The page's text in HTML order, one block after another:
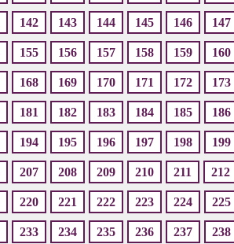
142 143 144 145 146 147
155 156 157 158 159 160
168 169 170 171 172 173
181 182 183 184 185 186
194 195 196 197 198 199
207 208 209 210 211 212
220 221 222 223 224 225
233 234 235 236 237 238